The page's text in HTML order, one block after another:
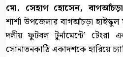
মো. সেহাগ হোসেন,
শার্শা উপজেলার বাগআঁচড়া
দলীয় ফুটবল টুর্নামেন্টে’
সোনাতনকাঠি একাদশকে হারিয়ে